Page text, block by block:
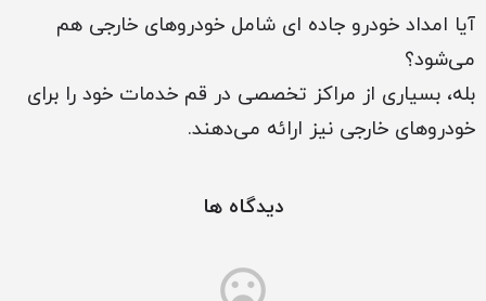
آیا امداد خودرو جاده ای شامل خودروهای خارجی هم
می‌شود؟
بله، بسیاری از مراکز تخصصی در قم خدمات خود را برای
خودروهای خارجی نیز ارائه می‌دهند.
دیدگاه ها